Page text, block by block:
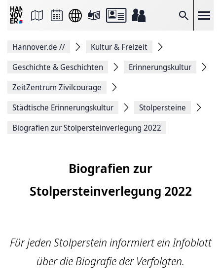
Suche
Seite
Facebook
teilen
Seitenlink
Seite
Hannover.de //
Kultur & Freizeit
Geschichte & Geschichten
Erinnerungskultur
ZeitZentrum Zivilcourage
Städtische Erinnerungskultur
Stolpersteine
Biografien zur Stolpersteinverlegung 2022
Biografien zur
Stolpersteinverlegung 2022
Für jeden Stolperstein informiert ein Infoblatt
über die Biografie der Verfolgten.